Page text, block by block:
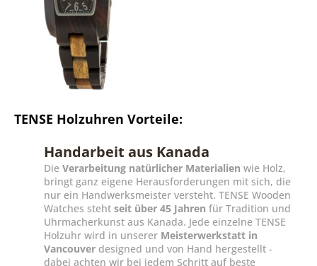
TENSE Holzuhren Vorteile:
Handarbeit aus Kanada
Die Verarbeitung natürlicher Materialien wie Holz,
bringt ganz eigene Herausforderungen mit sich, die
nur ein Handwerksmeister versteht. TENSE Wooden
Watches steht seit über 45 Jahren für Tradition und
Uhrmacherkunst aus Kanada. Jede einzelne TENSE
Holzuhr wird in unserer Meisterwerkstatt in
Vancouver designed und von Hand hergestellt -
dabei achten wir bei jedem Schritt auf beste